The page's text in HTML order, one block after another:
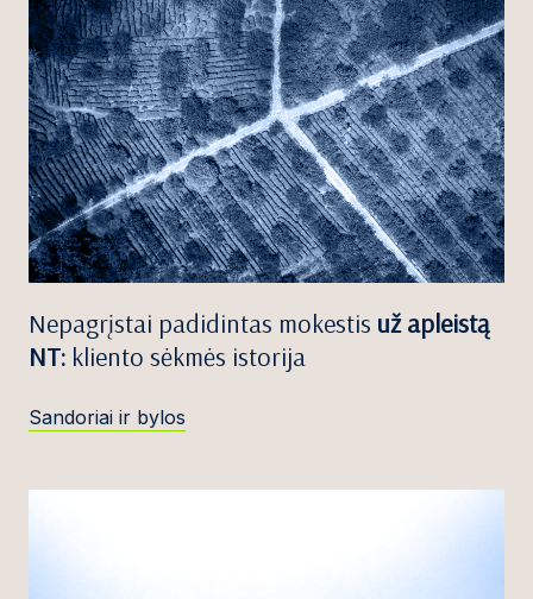
Nepagrįstai padidintas mokestis už apleistą
NT: kliento sėkmės istorija
Sandoriai ir bylos